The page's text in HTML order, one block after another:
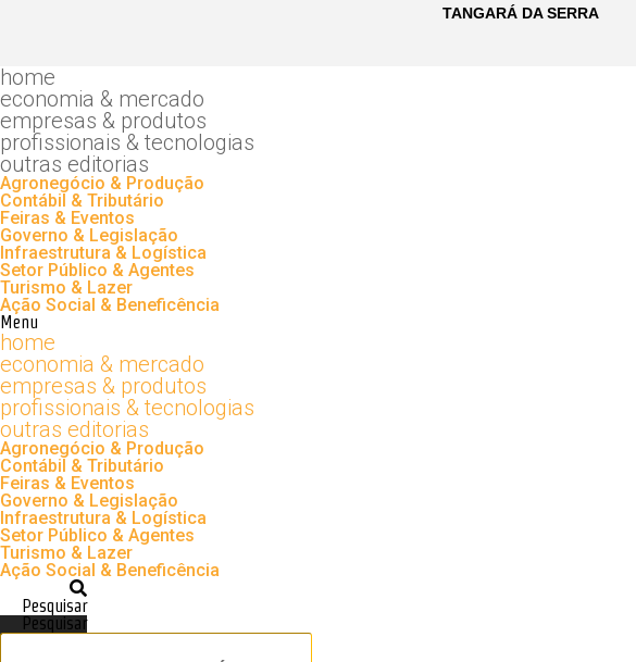
home
economia & mercado
empresas & produtos
profissionais & tecnologias
outras editorias
Agronegócio & Produção
Contábil & Tributário
Feiras & Eventos
Governo & Legislação
Infraestrutura & Logística
Setor Público & Agentes
Turismo & Lazer
Ação Social & Beneficência
Menu
home
economia & mercado
empresas & produtos
profissionais & tecnologias
outras editorias
Agronegócio & Produção
Contábil & Tributário
Feiras & Eventos
Governo & Legislação
Infraestrutura & Logística
Setor Público & Agentes
Turismo & Lazer
Ação Social & Beneficência
Pesquisar
Pesquisar